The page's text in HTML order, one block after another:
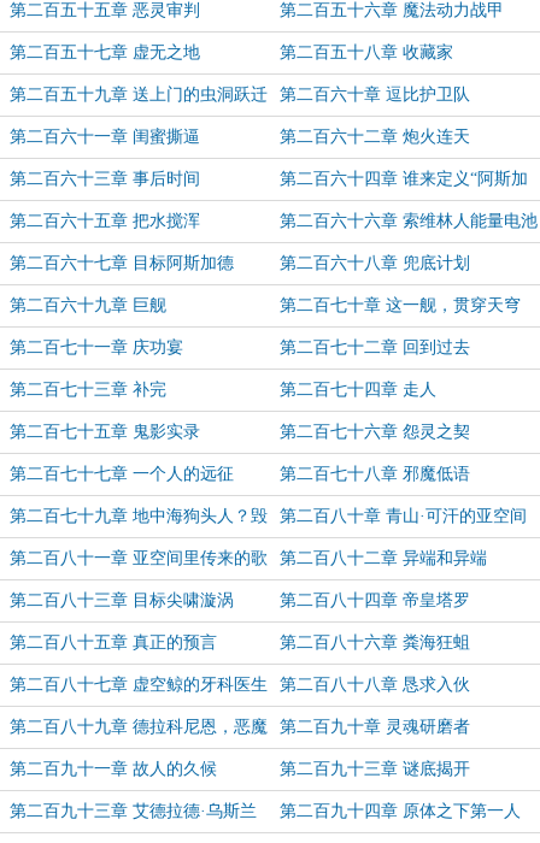
第二百五十五章 恶灵审判 第二百五十六章 魔法动力战甲
第二百五十七章 虚无之地 第二百五十八章 收藏家
第二百五十九章 送上门的虫洞跃迁
引擎
第二百六十章 逗比护卫队
第二百六十一章 闺蜜撕逼 第二百六十二章 炮火连天
第二百六十三章 事后时间 第二百六十四章 谁来定义“阿斯加
德”？
第二百六十五章 把水搅浑 第二百六十六章 索维林人能量电池
第二百六十七章 目标阿斯加德 第二百六十八章 兜底计划
第二百六十九章 巨舰 第二百七十章 这一舰，贯穿天穹
第二百七十一章 庆功宴 第二百七十二章 回到过去
第二百七十三章 补完 第二百七十四章 走人
第二百七十五章 鬼影实录 第二百七十六章 怨灵之契
第二百七十七章 一个人的远征 第二百七十八章 邪魔低语
第二百七十九章 地中海狗头人？毁
灭风暴恶魔王子！
第二百八十章 青山·可汗的亚空间
奇遇记
第二百八十一章 亚空间里传来的歌
声
第二百八十二章 异端和异端
第二百八十三章 目标尖啸漩涡 第二百八十四章 帝皇塔罗
第二百八十五章 真正的预言 第二百八十六章 粪海狂蛆
第二百八十七章 虚空鲸的牙科医生 第二百八十八章 恳求入伙
第二百八十九章 德拉科尼恩，恶魔
资本家
第二百九十章 灵魂研磨者
第二百九十一章 故人的久候 第二百九十三章 谜底揭开
第二百九十三章 艾德拉德·乌斯兰 第二百九十四章 原体之下第一人